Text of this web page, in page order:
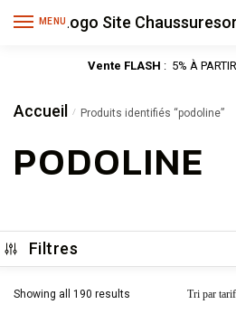
MENU
Vente FLASH : 5% À
Accueil / Produits identifiés “podoline”
PODOLINE
Filtres
Showing all 190 results